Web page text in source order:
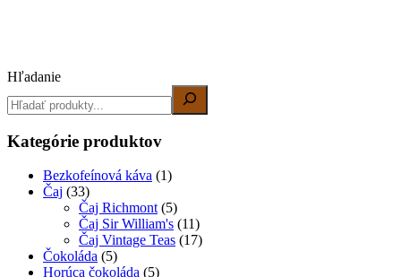
Hľadanie
Kategórie produktov
Bezkofeínová káva (1)
Čaj (33)
Čaj Richmont (5)
Čaj Sir William's (11)
Čaj Vintage Teas (17)
Čokoláda (5)
Horúca čokoláda (5)